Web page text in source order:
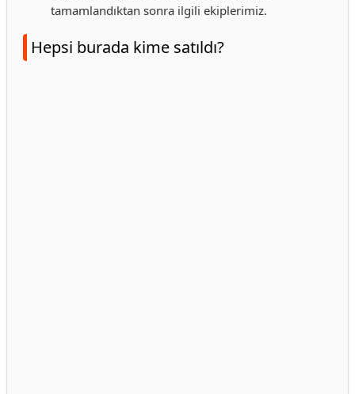
tamamlandıktan sonra ilgili ekiplerimiz.
Hepsi burada kime satıldı?